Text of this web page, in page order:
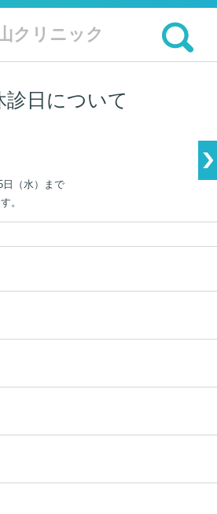
クリニック
検索:
診日について
日（水）まで
。